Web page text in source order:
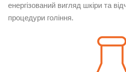
енергізований вигляд шкіри та
процедури гоління.